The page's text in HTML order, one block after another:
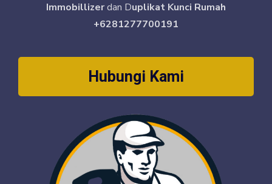
Immobillizerdan Duplikat Kunci Rumah
+6281277700191
Hubungi Kami